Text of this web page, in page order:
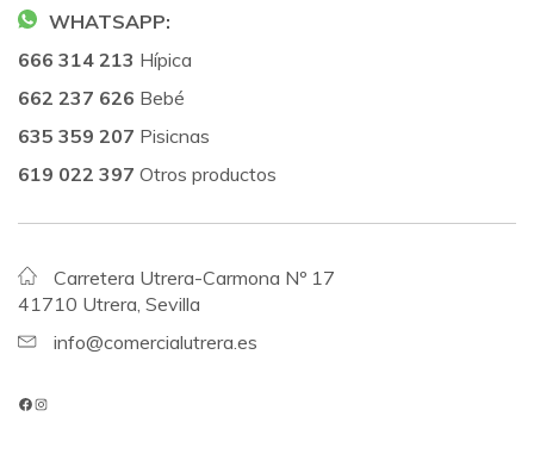
WHATSAPP:
666 314 213 Hípica
662 237 626 Bebé
635 359 207 Pisicnas
619 022 397 Otros productos
Carretera Utrera-Carmona Nº 17
41710 Utrera, Sevilla
info@comercialutrera.es